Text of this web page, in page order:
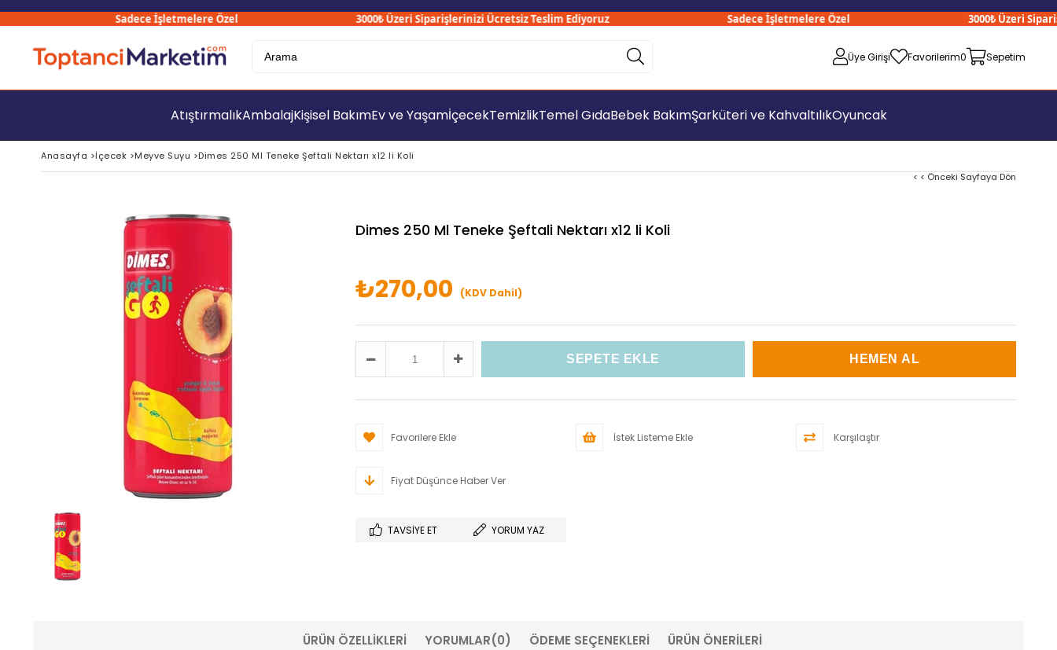
Sadece İşletmelere Özel 3000₺ Üzeri Siparişlerinizi Ücretsiz Teslim Ediyoruz Sadece İşletmelere Özel 3000₺ Üzeri
Üye Girişi Favorilerim0 Sepetim
AtıştırmalıkAmbalajKişisel BakımEv ve YaşamİçecekTemizlikTemel GıdaBebek BakımŞarküteri ve KahvaltılıkOyuncak
Anasayfa >İçecek >Meyve Suyu >Dimes 250 Ml Teneke Şeftali Nektarı x12 li Koli
< < Önceki Sayfaya Dön
Dimes 250 Ml Teneke Şeftali Nektarı x12 li Koli
₺270,00 (KDV Dahil)
Favorilere Ekle İstek Listeme Ekle Karşılaştır
Fiyat Düşünce Haber Ver
TAVSIYE ET YORUM YAZ
ÜRÜN ÖZELLIKLERI YORUMLAR(0) ÖDEME SEÇENEKLERI ÜRÜN ÖNERILERI